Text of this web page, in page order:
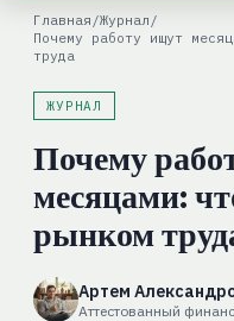
Главная /Журнал /
Почему работу ищут
труда
ЖУРНАЛ
Почему
месяцами:
рынком
Артем
Аттестованный